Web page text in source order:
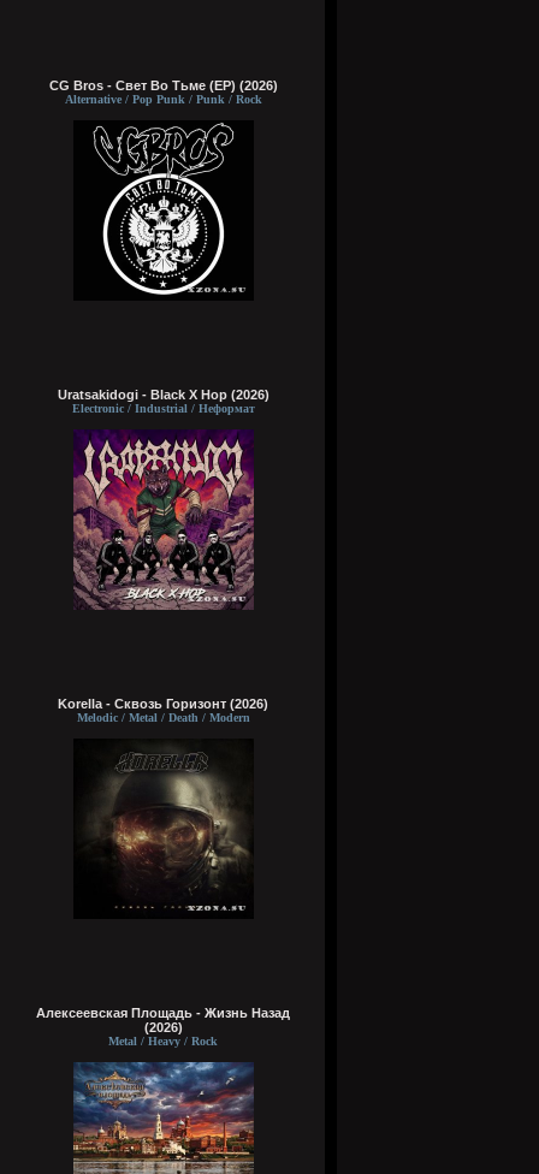
CG Bros - Свет Во Тьме (EP) (2026)
Alternative / Pop Punk / Punk / Rock
Uratsakidogi - Black X Hop (2026)
Electronic / Industrial / Неформат
Korella - Сквозь Горизонт (2026)
Melodic / Metal / Death / Modern
Алексеевская Площадь - Жизнь Назад
(2026)
Metal / Heavy / Rock